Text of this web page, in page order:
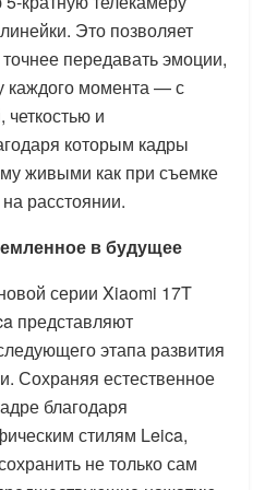
Это позволяет
передавать эмоции,
каждого момента — с
и
которым кадры
живыми как при съемке
расстоянии.
в будущее
серии Xiaomi 17T
представляют
этапа развития
Сохраняя естественное
благодаря
стилям Leica,
не только сам